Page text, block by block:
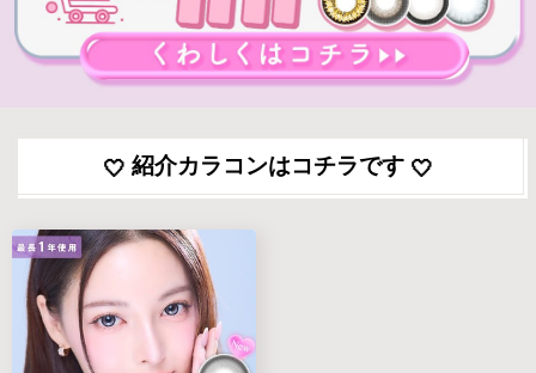
紹介カラコンはコチラです